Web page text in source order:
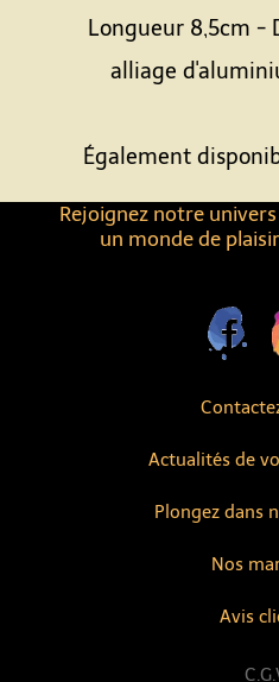
Actualités de
Avis
Nos
Rejoignez notre
un monde de
Plongez dans
Longueur 8,5cm -
alliage
Également